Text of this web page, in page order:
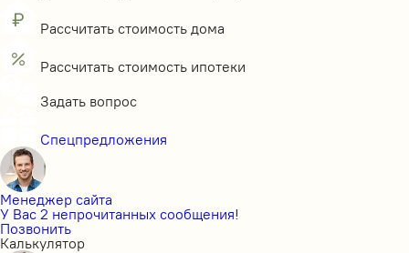
Рассчитать стоимость дома
Рассчитать стоимость ипотеки
Задать вопрос
Спецпредложения
Менеджер сайта
У Вас 2 непрочитанных сообщения!
Позвонить
Калькулятор